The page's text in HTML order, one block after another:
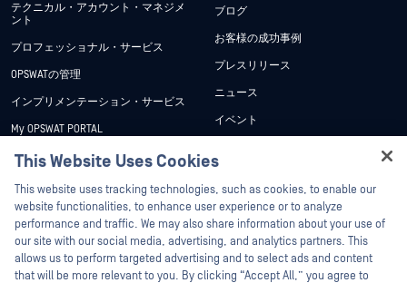
テクニカル・アカウント・マネジメ
ント
プロフェッショナル・サービス
OPSWATの管理
インプリメンテーション・サービス
My OPSWAT PORTAL
技術文書
トレーニング
脆弱性対策プログラム
パートナー
認証
ブログ
お客様の成功事例
プレスリリース
ニュース
イベント
ホワイトペーパー
無料ツール
This Website Uses Cookies
This website uses tracking technologies, such as cookies, to enable our
website functionalities, to enhance user experience or to analyze
performance and traffic. We may also share information about your use of
our site with our social media, advertising, and analytics partners. This
allows us to perform targeted advertising and to select ads and content
that will be more relevant to you. By clicking “Accept All,” you agree to
Hey there!
I'm Ozzy, your OPSWAT virtual assistant.
How can I help you secure what's critical
today?